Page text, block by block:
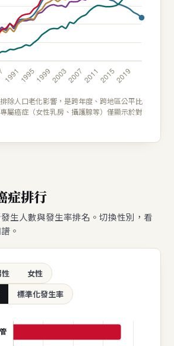
除人口老化影響，是跨年度、跨地區公平比
屬癌症（女性乳房、攝護腺等）僅顯示於對
症排行
生人數與發生率排名。切換性別，看
。
性 女性
標準化發生率